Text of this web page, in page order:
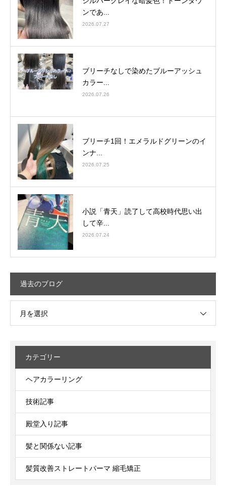
ンであ...
2026.07.27
ブリーチなしで染めたブルーアッシュ
カラー...
2026.07.26
ブリーチ1回！エメラルドグリーンのイ
ンナ...
2026.07.25
小説「青天」読了して高校時代思い出
して辛...
2026.07.24
過去のブログ
月を選択
カテゴリー
ヘアカラーリング
技術記事
殿堂入り記事
髪と関係ない記事
髪質改善ストレートパーマ 縮毛矯正